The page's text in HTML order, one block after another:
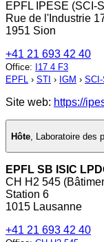
EPFL IPESE (SCI-
Rue de l'Industrie
1951 Sion
+41 21 693 42 40
Office:
I17 4 F3
EPFL › STI › IGM ›
Site web: https://
Hôte Laboratoire des
EPFL SB ISIC
CH H2 545
Station 6
1015 Lausanne
+41 21 693 42 40